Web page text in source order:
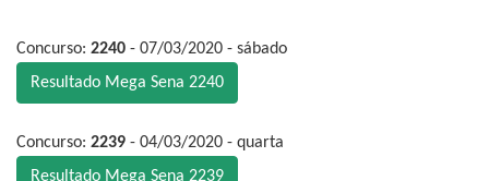
Concurso: 2240 - 07/03/2020 - sábado
Resultado Mega Sena 2240
Concurso: 2239 - 04/03/2020 - quarta
Resultado Mega Sena 2239